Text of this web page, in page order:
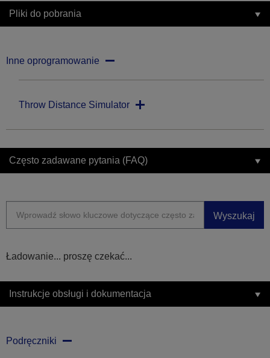
Pliki do pobrania
Inne oprogramowanie
Throw Distance Simulator
Często zadawane pytania (FAQ)
Wyszukaj
Ładowanie... proszę czekać...
Instrukcje obsługi i dokumentacja
Podręczniki